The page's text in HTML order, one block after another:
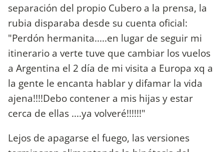
separación del propio Cubero a la prensa, la
rubia disparaba desde su cuenta oficial:
"Perdón hermanita.....en lugar de seguir mi
itinerario a verte tuve que cambiar los vuelos
a Argentina el 2 día de mi visita a Europa xq a
la gente le encanta hablar y difamar la vida
ajena!!!!Debo contener a mis hijas y estar
cerca de ellas ....ya volveré!!!!!!"
Lejos de apagarse el fuego, las versiones